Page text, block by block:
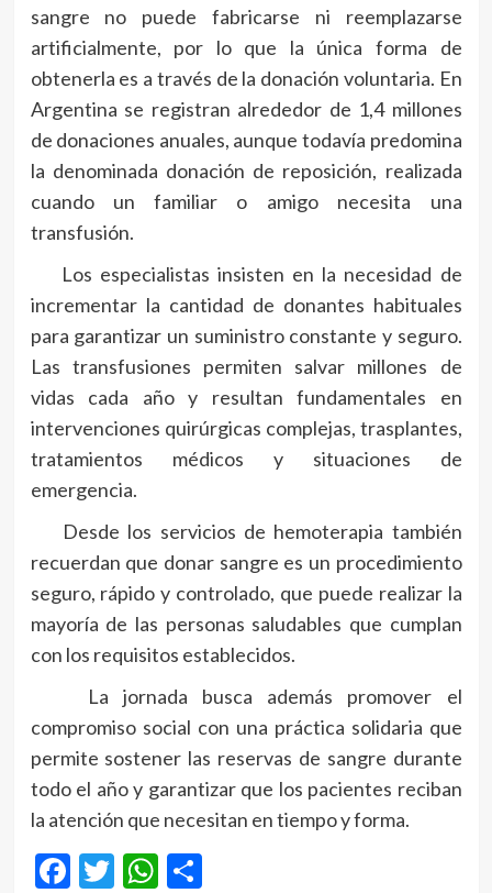
sangre no puede fabricarse ni reemplazarse
artificialmente, por lo que la única forma de
obtenerla es a través de la donación voluntaria. En
Argentina se registran alrededor de 1,4 millones
de donaciones anuales, aunque todavía predomina
la denominada donación de reposición, realizada
cuando un familiar o amigo necesita una
transfusión.
Los especialistas insisten en la necesidad de
incrementar la cantidad de donantes habituales
para garantizar un suministro constante y seguro.
Las transfusiones permiten salvar millones de
vidas cada año y resultan fundamentales en
intervenciones quirúrgicas complejas, trasplantes,
tratamientos médicos y situaciones de
emergencia.
Desde los servicios de hemoterapia también
recuerdan que donar sangre es un procedimiento
seguro, rápido y controlado, que puede realizar la
mayoría de las personas saludables que cumplan
con los requisitos establecidos.
La jornada busca además promover el
compromiso social con una práctica solidaria que
permite sostener las reservas de sangre durante
todo el año y garantizar que los pacientes reciban
la atención que necesitan en tiempo y forma.
Facebook
Twitter
WhatsApp
Compartir